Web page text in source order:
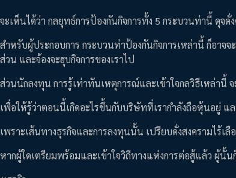
จะเห็นได้ว่า กลยุทธ์การป้องกันกิจการทั้ง 5 กระบวนท่านี้ ดุ
สำหรับผู้ประกอบการ กระบวนท่าป้องกันกิจการเหล่านี้ ก็อา
ส่วน และจ้องจะฮุบกิจการของเราไป
ส่วนนักลงทุน การรู้เท่าทันเหตุการณ์และเข้าใจกลวิธีเหล่านี้
เพื่อให้รู้ว่าตอนนี้เกิดอะไรขึ้นกับบริษัทที่เรากำลังถือหุ้นอยู่ แ
เพราะเส้นทางธุรกิจและการลงทุนนั้น เปรียบดั่งสงครามไร้
หากผู้ใดเตรียมพร้อมและเข้าใจวิถีทางแห่งการต่อสู้แล้ว ผู้นั้